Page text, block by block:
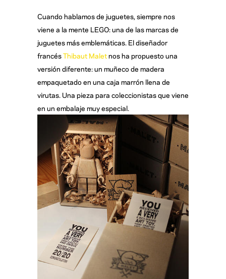
Cuando hablamos de juguetes, siempre nos
viene a la mente LEGO: una de las marcas de
juguetes más emblemáticas. El diseñador
francésThibaut Maletnos ha propuesto una
versión diferente: un muñeco de madera
empaquetado en una caja marrón llena de
virutas. Una pieza para coleccionistas que viene
en un embalaje muy especial.